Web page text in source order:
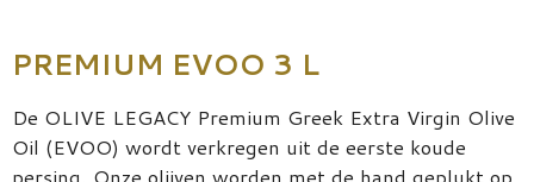
PREMIUM EVOO 3 L
De OLIVE LEGACY Premium Greek Extra Virgin Olive
Oil (EVOO) wordt verkregen uit de eerste koude
persing. Onze olijven worden met de hand geplukt op